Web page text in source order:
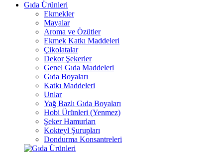
Gıda Ürünleri
Ekmekler
Mayalar
Aroma ve Özütler
Ekmek Katkı Maddeleri
Çikolatalar
Dekor Şekerler
Genel Gıda Maddeleri
Gıda Boyaları
Katkı Maddeleri
Unlar
Yağ Bazlı Gıda Boyaları
Hobi Ürünleri (Yenmez)
Şeker Hamurları
Kokteyl Şurupları
Dondurma Konsantreleri